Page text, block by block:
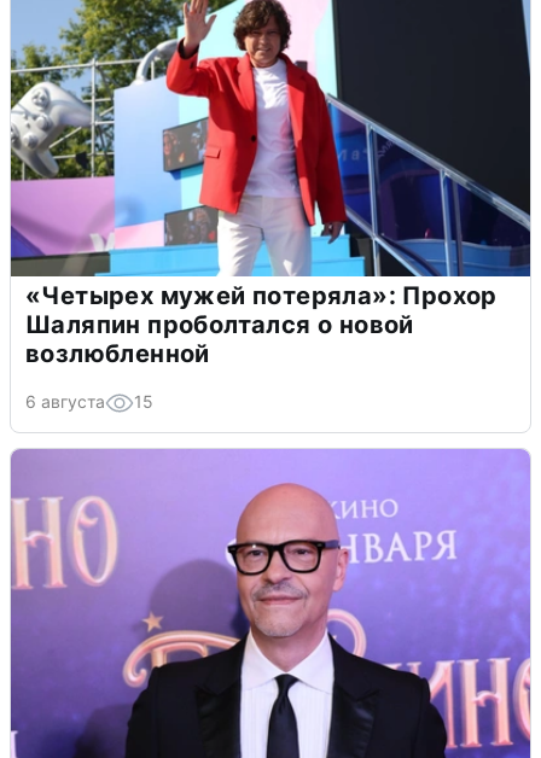
«Четырех мужей потеряла»: Прохор
Шаляпин проболтался о новой
возлюбленной
6 августа 15